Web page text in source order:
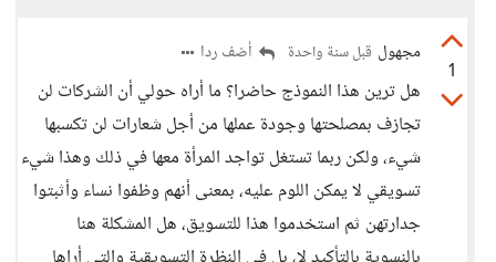
1
مجهول قبل سنة واحدة أضف ردا
هل ترين هذا النموذج حاضرا؟ ما أراه حولي أن الشركات لن
تجازف بمصلحتها وجودة عملها من أجل شعارات لن تكسبها
شيء، ولكن ربما تستغل تواجد المرأة معها في ذلك وهذا شيء
تسويقي لا يمكن اللوم عليه، بمعنى أنهم وظفوا نساء وأثبتوا
جدارتهن ثم استخدموا هذا للتسويق، هل المشكلة هنا